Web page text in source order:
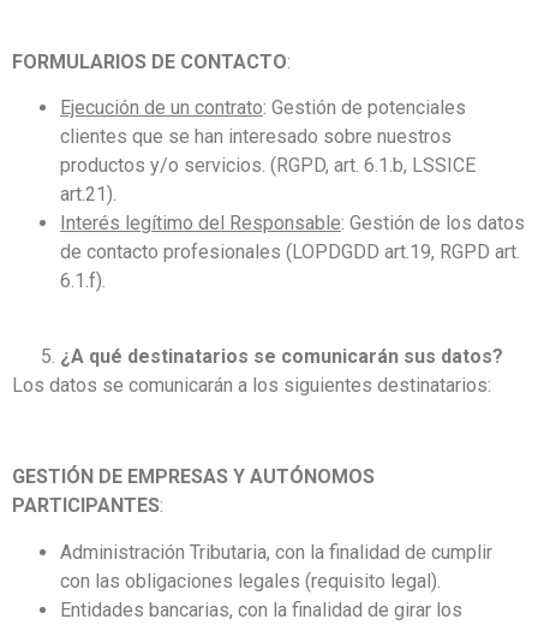
FORMULARIOS DE CONTACTO:
Ejecución de un contrato: Gestión de potenciales
clientes que se han interesado sobre nuestros
productos y/o servicios. (RGPD, art. 6.1.b, LSSICE
art.21).
Interés legítimo del Responsable: Gestión de los datos
de contacto profesionales (LOPDGDD art.19, RGPD art.
6.1.f).
¿A qué destinatarios se comunicarán sus datos?
Los datos se comunicarán a los siguientes destinatarios:
GESTIÓN DE EMPRESAS Y AUTÓNOMOS
PARTICIPANTES:
Administración Tributaria, con la finalidad de cumplir
con las obligaciones legales (requisito legal).
Entidades bancarias, con la finalidad de girar los